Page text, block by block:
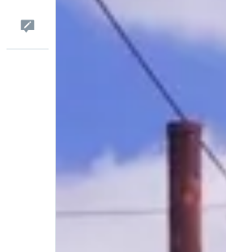
Comentarios